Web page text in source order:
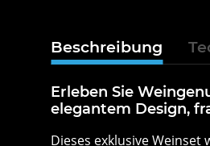
Beschreibung
Erleben Sie
elegantem Design,
Dieses exklusive